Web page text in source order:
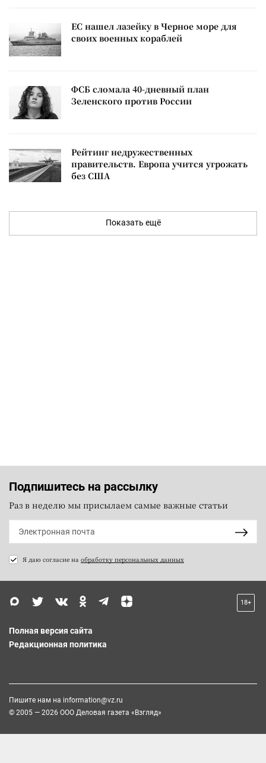
ЕС нашел лазейку в Черное море для
своих военных кораблей
ФСБ сломала 40-дневный план
Зеленского против России
Рейтинг недружественных
правительств. Европа учится угрожать
без США
Показать ещё
Подпишитесь на рассылку
Раз в неделю мы присылаем самые важные статьи
Я даю согласие на обработку персональных данных
18+
Полная версия сайта
Редакционная политика
Пишите нам на information@vz.ru
© 2005 — 2026 ООО Деловая газета «Взгляд»